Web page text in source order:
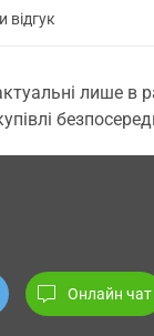
відгук
лише в
Онлайн чат